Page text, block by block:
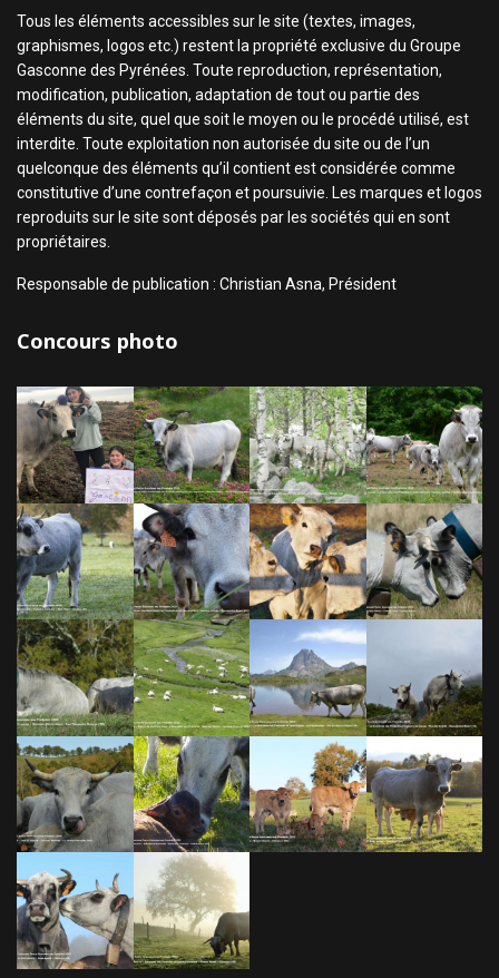
Tous les éléments accessibles sur le site (textes, images,
graphismes, logos etc.) restent la propriété exclusive du Groupe
Gasconne des Pyrénées. Toute reproduction, représentation,
modification, publication, adaptation de tout ou partie des
éléments du site, quel que soit le moyen ou le procédé utilisé, est
interdite. Toute exploitation non autorisée du site ou de l’un
quelconque des éléments qu’il contient est considérée comme
constitutive d’une contrefaçon et poursuivie. Les marques et logos
reproduits sur le site sont déposés par les sociétés qui en sont
propriétaires.
Responsable de publication : Christian Asna, Président
Concours photo